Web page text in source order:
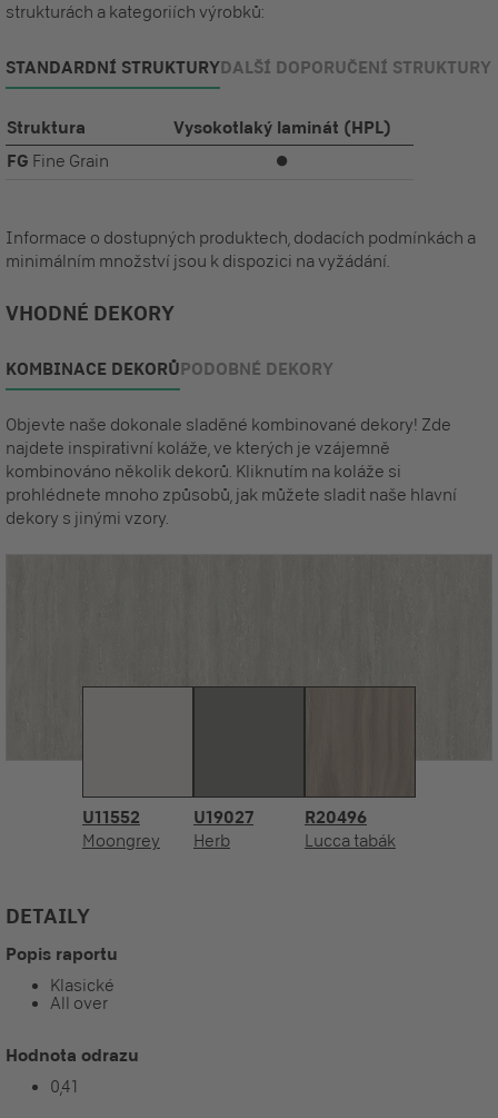
strukturách a kategoriích výrobků:
STANDARDNÍ STRUKTURYDALŠÍ DOPORUČENÍ STRUKTURY
Struktura
Vysokotlaký laminát (HPL)
FG Fine Grain ⏺
Informace o dostupných produktech, dodacích podmínkách a
minimálním množství jsou k dispozici na vyžádání.
VHODNÉ DEKORY
KOMBINACE DEKORŮPODOBNÉ DEKORY
Objevte naše dokonale sladěné kombinované dekory! Zde
najdete inspirativní koláže, ve kterých je vzájemně
kombinováno několik dekorů. Kliknutím na koláže si
prohlédnete mnoho způsobů, jak můžete sladit naše hlavní
dekory s jinými vzory.
U11552
Moongrey
U19027
Herb
R20496
Lucca tabák
DETAILY
Popis raportu
Klasické
All over
Hodnota odrazu
0,41